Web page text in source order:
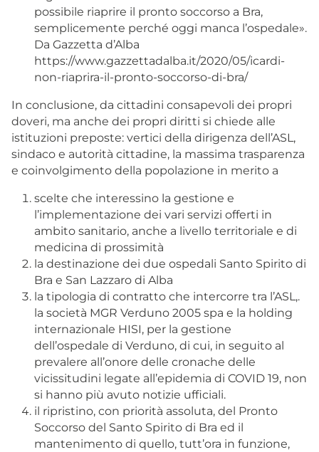
possibile riaprire il pronto soccorso a Bra,
semplicemente perché oggi manca l’ospedale».
Da Gazzetta d’Alba
https://www.gazzettadalba.it/2020/05/icardi-
non-riaprira-il-pronto-soccorso-di-bra/
In conclusione, da cittadini consapevoli dei propri
doveri, ma anche dei propri diritti si chiede alle
istituzioni preposte: vertici della dirigenza dell’ASL,
sindaco e autorità cittadine, la massima trasparenza
e coinvolgimento della popolazione in merito a
scelte che interessino la gestione e
l’implementazione dei vari servizi offerti in
ambito sanitario, anche a livello territoriale e di
medicina di prossimità
la destinazione dei due ospedali Santo Spirito di
Bra e San Lazzaro di Alba
la tipologia di contratto che intercorre tra l’ASL,.
la società MGR Verduno 2005 spa e la holding
internazionale HISI, per la gestione
dell’ospedale di Verduno, di cui, in seguito al
prevalere all’onore delle cronache delle
vicissitudini legate all’epidemia di COVID 19, non
si hanno più avuto notizie ufficiali.
il ripristino, con priorità assoluta, del Pronto
Soccorso del Santo Spirito di Bra ed il
mantenimento di quello, tutt’ora in funzione,